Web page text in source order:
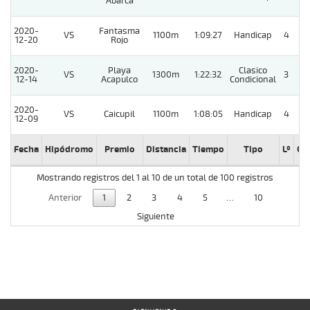
2020-
12-20
VS
Fantasma
Rojo
1100m 1:09:27 Handicap 4
2020-
12-14
VS
Playa
Acapulco
1300m 1:22:32
Clasico
Condicional
3
2020-
12-09
VS Caicupil 1100m 1:08:05 Handicap 4
Fecha Hipódromo Premio Distancia Tiempo Tipo Lº
Mostrando registros del 1 al 10 de un total de 100 registros
Anterior
1 2 3 4 5 …
10
Siguiente